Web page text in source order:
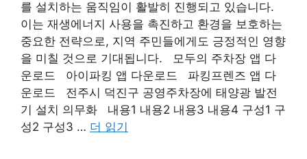
를 설치하는 움직임이 활발히 진행되고 있습니다.
이는 재생에너지 사용을 촉진하고 환경을 보호하는
중요한 전략으로, 지역 주민들에게도 긍정적인 영향
을 미칠 것으로 기대됩니다. 모두의 주차장 앱 다
운로드 아이파킹 앱 다운로드 파킹프렌즈 앱 다
운로드 전주시 덕진구 공영주차장에 태양광 발전
기 설치 의무화 내용1 내용2 내용3 내용4 구성1 구
성2 구성3 … 더 읽기